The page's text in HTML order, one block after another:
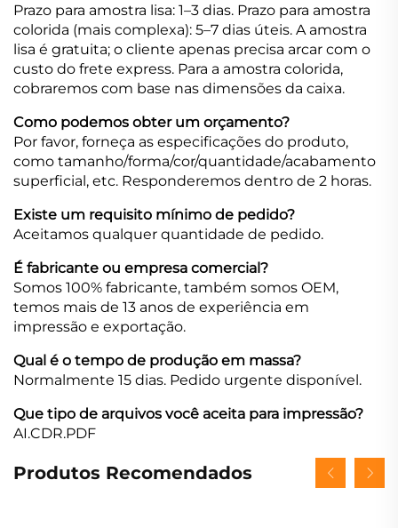
Prazo para amostra lisa: 1–3 dias. Prazo para amostra
colorida (mais complexa): 5–7 dias úteis. A amostra
lisa é gratuita; o cliente apenas precisa arcar com o
custo do frete express. Para a amostra colorida,
cobraremos com base nas dimensões da caixa.
Como podemos obter um orçamento?
Por favor, forneça as especificações do produto,
como tamanho/forma/cor/quantidade/acabamento
superficial, etc. Responderemos dentro de 2 horas.
Existe um requisito mínimo de pedido?
Aceitamos qualquer quantidade de pedido.
É fabricante ou empresa comercial?
Somos 100% fabricante, também somos OEM,
temos mais de 13 anos de experiência em
impressão e exportação.
Qual é o tempo de produção em massa?
Normalmente 15 dias. Pedido urgente disponível.
Que tipo de arquivos você aceita para impressão?
AI.CDR.PDF
Produtos Recomendados